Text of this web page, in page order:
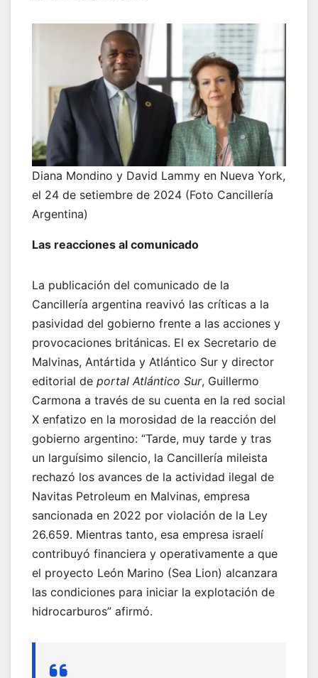
Diana Mondino y David Lammy en Nueva York,
el 24 de setiembre de 2024 (Foto Cancillería
Argentina)
Las reacciones al comunicado
La publicación del comunicado de la
Cancillería argentina reavivó las críticas a la
pasividad del gobierno frente a las acciones y
provocaciones británicas. El ex Secretario de
Malvinas, Antártida y Atlántico Sur y director
editorial de portal Atlántico Sur, Guillermo
Carmona a través de su cuenta en la red social
X enfatizo en la morosidad de la reacción del
gobierno argentino: “Tarde, muy tarde y tras
un larguísimo silencio, la Cancillería mileista
rechazó los avances de la actividad ilegal de
Navitas Petroleum en Malvinas, empresa
sancionada en 2022 por violación de la Ley
26.659. Mientras tanto, esa empresa israelí
contribuyó financiera y operativamente a que
el proyecto León Marino (Sea Lion) alcanzara
las condiciones para iniciar la explotación de
hidrocarburos” afirmó.